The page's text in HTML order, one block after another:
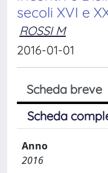
secoli XVI e
ROSSI M
2016-01-01
Scheda breve
Scheda
Anno
2016